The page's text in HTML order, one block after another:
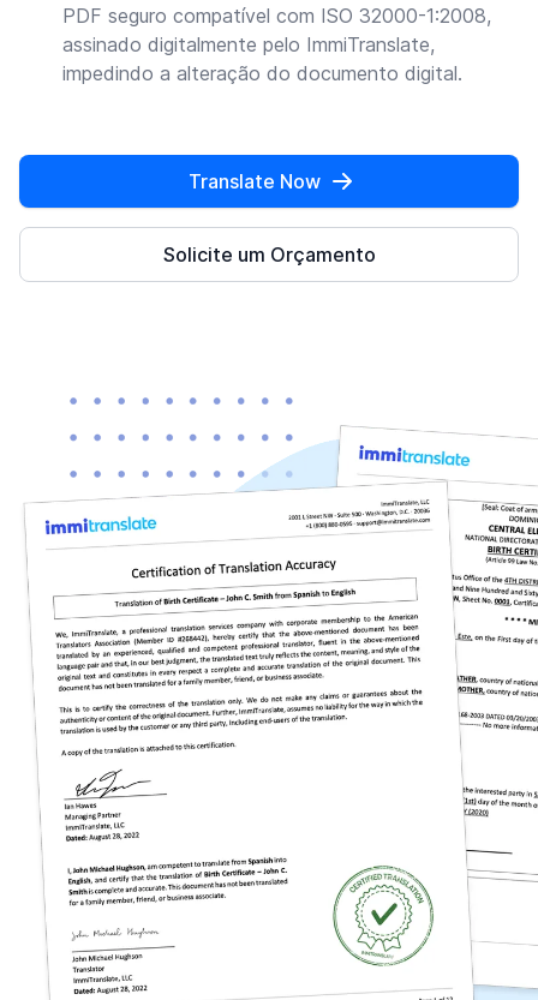
PDF seguro compatível com ISO 32000-1:2008,
assinado digitalmente pelo ImmiTranslate,
impedindo a alteração do documento digital.
Translate Now
Solicite um Orçamento